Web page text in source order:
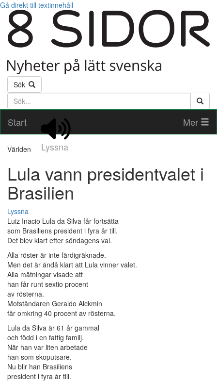
Gå direkt till textinnehåll
Sök
Söktext
Start
Lyssna
Mer
Världen
Lula vann presidentvalet i
Brasilien
Lyssna
Luiz Inacio Lula da Silva får fortsätta
som Brasiliens president i fyra år till.
Det blev klart efter söndagens val.
Alla röster är inte färdigräknade.
Men det är ändå klart att Lula vinner valet.
Alla mätningar visade att
han får runt sextio procent
av rösterna.
Motståndaren Geraldo Alckmin
får omkring 40 procent av rösterna.
Lula da Silva är 61 år gammal
och född i en fattig familj.
När han var liten arbetade
han som skoputsare.
Nu blir han Brasiliens
president i fyra år till.